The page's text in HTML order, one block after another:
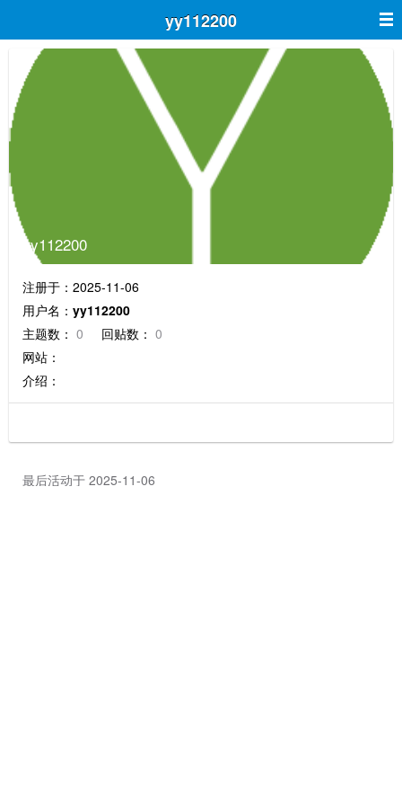
yy112200
yy112200
注册于：2025-11-06
用户名： yy112200
主题数： 0 回贴数： 0
网站：
介绍：
最后活动于 2025-11-06